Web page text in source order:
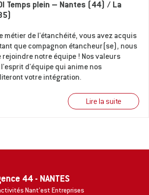
Temps plein – Nantes (44) / La
métier de l'étanchéité, vous avez acquis
que compagnon étancheur(se), nous
rejoindre notre équipe ! Nos valeurs
d'équipe qui anime nos
votre intégration.
Lire la suite
44 - NANTES
Nant’est Entreprises